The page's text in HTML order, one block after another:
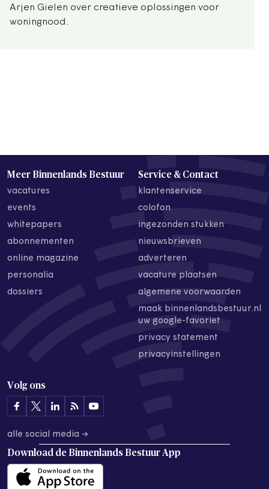
Arjen Gielen over creatieve oplossingen voor
woningnood.
Meer Binnenlands Bestuur
vacatures
events
whitepapers
abonnementen
online magazine
personalia
dossiers
Service & Contact
klantenservice
colofon
ingezonden stukken
nieuwsbrieven
adverteren
vacature plaatsen
algemene voorwaarden
maak binnenlandsbestuur.nl
uw google-favoriet
privacy statement
privacyinstellingen
Volg ons
alle social media →
Download de Binnenlands Bestuur App